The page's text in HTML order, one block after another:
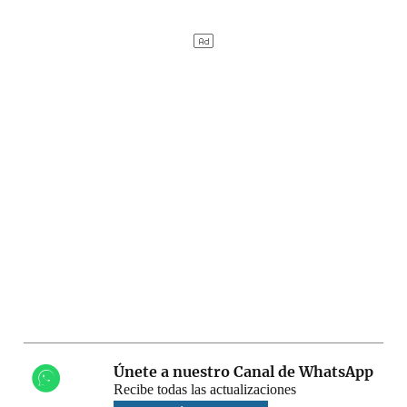
Únete a nuestro Canal de WhatsApp
Recibe todas las actualizaciones